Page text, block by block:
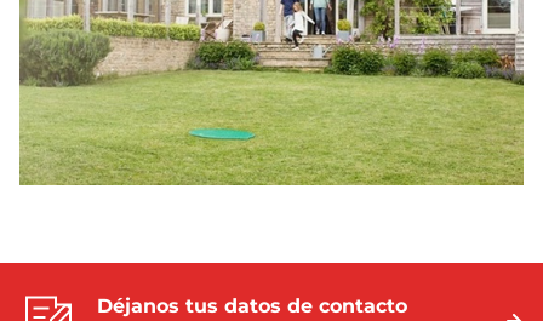
Déjanos tus datos de contacto